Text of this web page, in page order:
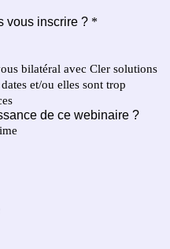
vous inscrire ? *
bilatéral avec Cler solutions
et/ou elles sont trop
de ce webinaire ?